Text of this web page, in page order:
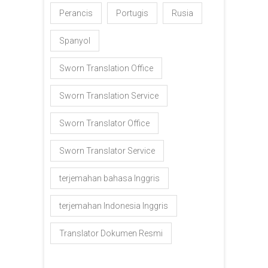
Perancis Portugis Rusia
Spanyol
Sworn Translation Office
Sworn Translation Service
Sworn Translator Office
Sworn Translator Service
terjemahan bahasa Inggris
terjemahan Indonesia Inggris
Translator Dokumen Resmi